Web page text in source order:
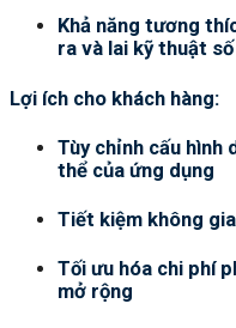
Khả năng tương
ra và lai kỹ thuật
Lợi ích cho khách hàng:
Tùy chỉnh cấu hình
thể của ứng dụng
Tiết kiệm không
Tối ưu hóa chi phí
mở rộng